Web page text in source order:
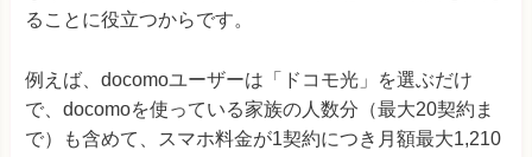
ることに役立つからです。
例えば、docomoユーザーは「ドコモ光」を選ぶだけ
で、docomoを使っている家族の人数分（最大20契約ま
で）も含めて、スマホ料金が1契約につき月額最大1,210